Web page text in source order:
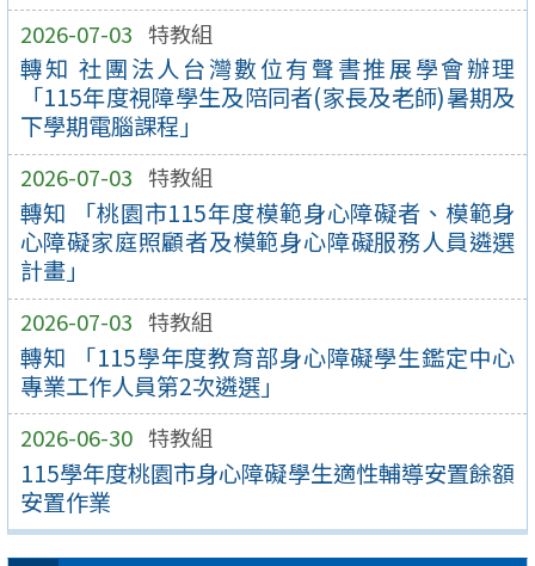
2026-07-03 特教組
轉知 社團法人台灣數位有聲書推展學會辦理
「115年度視障學生及陪同者(家長及老師)暑期及
下學期電腦課程」
2026-07-03 特教組
轉知 「桃園市115年度模範身心障礙者、模範身
心障礙家庭照顧者及模範身心障礙服務人員遴選
計畫」
2026-07-03 特教組
轉知 「115學年度教育部身心障礙學生鑑定中心
專業工作人員第2次遴選」
2026-06-30 特教組
115學年度桃園市身心障礙學生適性輔導安置餘額
安置作業